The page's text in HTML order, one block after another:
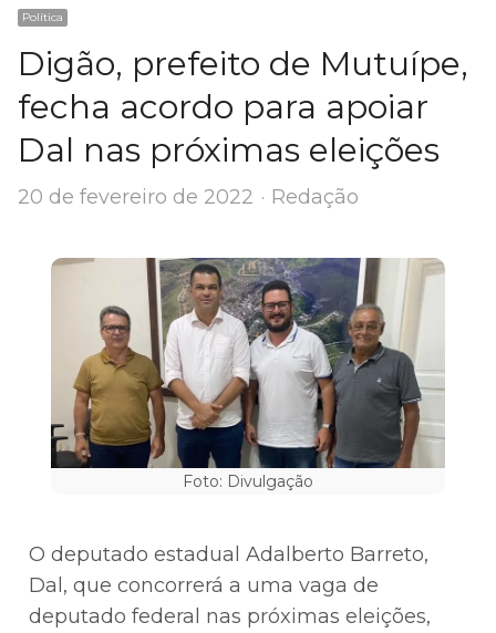
Política
Digão, prefeito de Mutuípe,
fecha acordo para apoiar
Dal nas próximas eleições
20 de fevereiro de 2022 Author
Redação
Foto: Divulgação
O deputado estadual Adalberto Barreto,
Dal, que concorrerá a uma vaga de
deputado federal nas próximas eleições,